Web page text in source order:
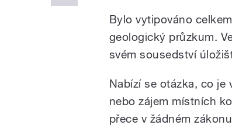
Bylo vytipováno
geologický průzkum.
svém sousedství
Nabízí se otázka, co je
nebo zájem místních
přece v žádném